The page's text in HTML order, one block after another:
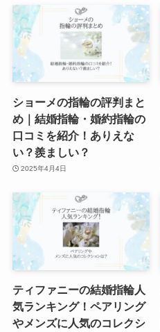
ショーメの指輪の評判まと
め｜結婚指輪・婚約指輪の
口コミを紹介！ありえな
い？羨ましい？
2025年4月4日
ティファニーの結婚指輪人
気ランキング！ペアリング
やメンズに人気のコレクシ